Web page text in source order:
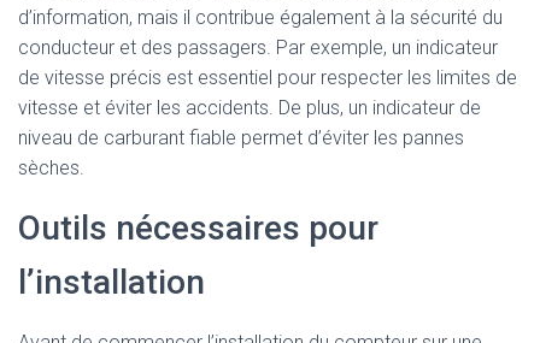
d’information, mais il contribue également à la sécurité du
conducteur et des passagers. Par exemple, un indicateur
de vitesse précis est essentiel pour respecter les limites de
vitesse et éviter les accidents. De plus, un indicateur de
niveau de carburant fiable permet d’éviter les pannes
sèches.
Outils nécessaires pour
l’installation